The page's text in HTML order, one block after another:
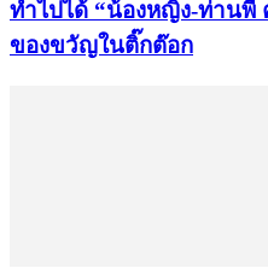
ทำไปได้ “น้องหญิง-ท่านพี่
ของขวัญในติ๊กต๊อก